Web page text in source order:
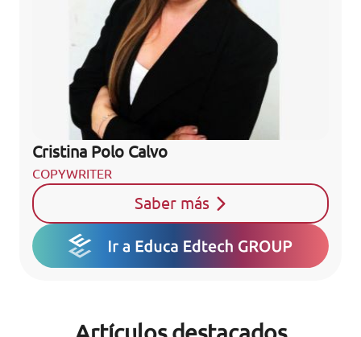
Cristina Polo Calvo
COPYWRITER
Saber más